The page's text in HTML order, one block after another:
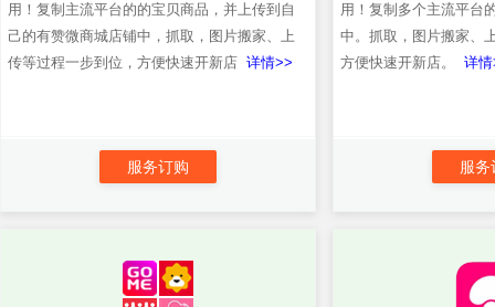
用！复制主流平台的的宝贝商品，并上传到自
己的有赞微商城店铺中，抓取，图片搬家、上
传等过程一步到位，方便快速开新店 详情>>
服务订购
用！复制多个主流平台
中。抓取，图片搬家、
方便快速开新店。 详
服务